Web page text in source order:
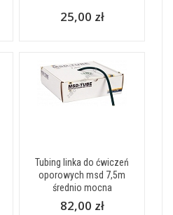
25,00 zł
Tubing linka do ćwiczeń
oporowych msd 7,5m
średnio mocna
82,00 zł